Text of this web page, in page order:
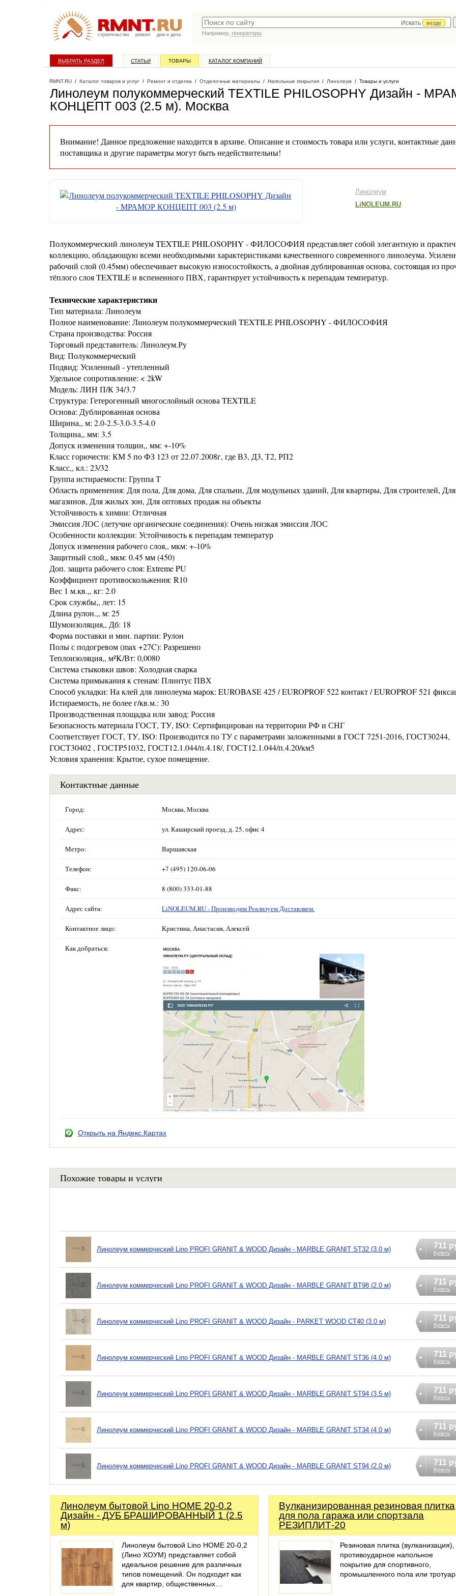
строительство ремонт дом и дача
Искать
везде
Например, генераторы
ВЫБРАТЬ РАЗДЕЛ СТАТЬИ ТОВАРЫ КАТАЛОГ КОМПАНИЙ
RMNT.RU / Каталог товаров и услуг / Ремонт и отделка / Отделочные материалы / Напольные покрытия / Линолеум / Товары и услуги
Линолеум полукоммерческий TEXTILE PHILOSOPHY Дизайн -
КОНЦЕПТ 003 (2.5 м). Москва
Внимание! Данное предложение находится в архиве. Описание и стоимость товара или услуги, контактные
поставщика и другие параметры могут быть недействительны!
Линолеум
LiNOLEUM.RU
Полукоммерческий линолеум TEXTILE PHILOSOPHY - ФИЛОСОФИЯ представляет собой элегантную и
коллекцию, обладающую всеми необходимыми характеристиками качественного современного линолеума.
рабочий слой (0.45мм) обеспечивает высокую износостойкость, а двойная дублированная основа, состоящая из
тёплого слоя TEXTILE и вспененного ПВХ, гарантирует устойчивость к перепадам температур.
Технические характеристики
Тип материала: Линолеум
Полное наименование: Линолеум полукоммерческий TEXTILE PHILOSOPHY - ФИЛОСОФИЯ
Страна производства: Россия
Торговый представитель: Линолеум.Ру
Вид: Полукоммерческий
Подвид: Усиленный - утепленный
Удельное сопротивление: < 2kW
Модель: ЛИН П/К 34/3.7
Структура: Гетерогенный многослойный основа TEXTILE
Основа: Дублированная основа
Ширина,, м: 2.0-2.5-3.0-3.5-4.0
Толщина,, мм: 3.5
Допуск изменения толщин,, мм: +-10%
Класс горючести: КМ 5 по ФЗ 123 от 22.07.2008г, где В3, Д3, Т2, РП2
Класс,, кл.: 23/32
Группа истираемости: Группа Т
Область применения: Для пола, Для дома, Для спальни, Для модульных зданий, Для квартиры, Для строителей, Для
магазинов, Для жилых зон, Для оптовых продаж на объекты
Устойчивость к химии: Отличная
Эмиссия ЛОС (летучие органические соединения): Очень низкая эмиссия ЛОС
Особенности коллекции: Устойчивость к перепадам температур
Допуск изменения рабочего слоя,, мкм: +-10%
Защитный слой,, мкм: 0.45 мм (450)
Доп. защита рабочего слоя: Extreme PU
Коэффициент противоскольжения: R10
Вес 1 м.кв.,, кг: 2.0
Срок службы,, лет: 15
Длина рулон.,, м: 25
Шумоизоляция,, Дб: 18
Форма поставки и мин. партии: Рулон
Полы с подогревом (max +27C): Разрешено
Теплоизоляция,, м²K/Вт: 0,0080
Система стыковки швов: Холодная сварка
Система примыкания к стенам: Плинтус ПВХ
Способ укладки: На клей для линолеума марок: EUROBASE 425 / EUROPROF 522 контакт / EUROPROF 521
Истираемость, не более г/кв.м.: 30
Производственная площадка или завод: Россия
Безопасность материала ГОСТ, ТУ, ISO: Сертифицирован на территории РФ и СНГ
Соответствует ГОСТ, ТУ, ISO: Производится по ТУ с параметрами заложенными в ГОСТ 7251-2016, ГОСТ30244,
ГОСТ30402 , ГОСТP51032, ГОСТ12.1.044/п.4.18/, ГОСТ12.1.044/п.4.20/км5
Условия хранения: Крытое, сухое помещение.
Контактные данные
Город: Москва, Москва
Адрес: ул. Каширский проезд, д. 25, офис 4
Метро: Варшавская
Телефон: +7 (495) 120-06-06
Факс: 8 (800) 333-01-88
Адрес сайта: LiNOLEUM.RU - Производим Реализуем Доставляем.
Контактное лицо: Кристина, Анастасия, Алексей
Как добраться:
Открыть на Яндекс.Картах
Похожие товары и услуги
Линолеум коммерческий Lino PROFI GRANIT & WOOD Дизайн - MARBLE GRANIT ST32 (3.0 м) 711
Купить
Линолеум коммерческий Lino PROFI GRANIT & WOOD Дизайн - MARBLE GRANIT BT98 (2.0 м) 711
Купить
Линолеум коммерческий Lino PROFI GRANIT & WOOD Дизайн - PARKET WOOD CT40 (3.0 м) 711
Купить
Линолеум коммерческий Lino PROFI GRANIT & WOOD Дизайн - MARBLE GRANIT ST36 (4.0 м) 711
Купить
Линолеум коммерческий Lino PROFI GRANIT & WOOD Дизайн - MARBLE GRANIT ST94 (3.5 м) 711
Купить
Линолеум коммерческий Lino PROFI GRANIT & WOOD Дизайн - MARBLE GRANIT ST34 (4.0 м) 711
Купить
Линолеум коммерческий Lino PROFI GRANIT & WOOD Дизайн - MARBLE GRANIT ST94 (2.0 м) 711
Купить
Линолеум бытовой Lino HOME 20-0.2
Дизайн - ДУБ БРАШИРОВАННЫЙ 1 (2.5
м)
Линолеум бытовой Lino HOME 20-0,2
(Лино ХОУМ) представляет собой
идеальное решение для различных
типов помещений. Он подходит как
для квартир, общественных…
Вулканизированная резиновая плитка
для пола гаража или спортзала
РЕЗИПЛИТ-20
Резиновая плитка (вулканизация),
противоударное напольное
покрытие для спортивного,
промышленного пола или